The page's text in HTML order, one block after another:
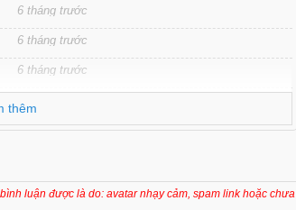
6 tháng trước
6 tháng trước
6 tháng trước
6 tháng trước
7 tháng trước
thêm
luận được là do: avatar nhạy cảm, spam link hoặc chưa